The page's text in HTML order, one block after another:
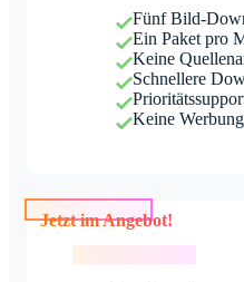
Fünf Bild-
Ein Paket pro
Keine
Schnellere
Keine Werbung
Jetzt im Angebot!